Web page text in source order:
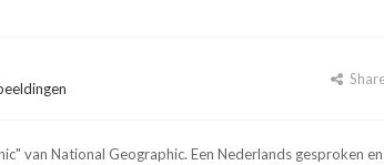
van National Geographic. Een Nederlands gesproken